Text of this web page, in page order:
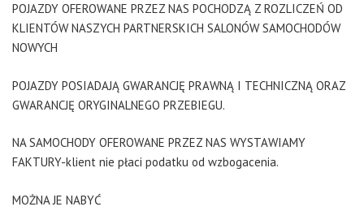
POJAZDY OFEROWANE PRZEZ NAS POCHODZĄ Z ROZLICZEŃ OD
KLIENTÓW NASZYCH PARTNERSKICH SALONÓW SAMOCHODÓW
NOWYCH
POJAZDY POSIADAJĄ GWARANCJĘ PRAWNĄ I TECHNICZNĄ ORAZ
GWARANCJĘ ORYGINALNEGO PRZEBIEGU.
NA SAMOCHODY OFEROWANE PRZEZ NAS WYSTAWIAMY
FAKTURY-klient nie płaci podatku od wzbogacenia.
MOŻNA JE NABYĆ